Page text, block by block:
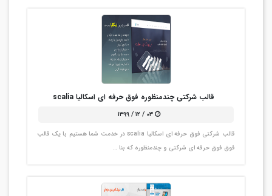
قالب شرکتی چندمنظوره فوق حرفه ای اسکالیا scalia
۰۳ / ۱۲ / ۱۳۹۹
قالب شرکتی فوق حرفه ای اسکالیا scalia در خدمت شما هستیم با یک قالب
فوق فوق حرفه ای شرکتی و چندمنظوره که بنا …